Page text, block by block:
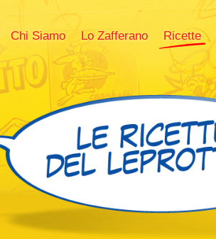
Chi Siamo Lo Zafferano Ricette